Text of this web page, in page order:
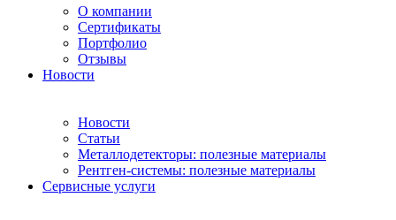
О компании
Сертификаты
Портфолио
Отзывы
Новости
Новости
Статьи
Металлодетекторы: полезные материалы
Рентген-системы: полезные материалы
Сервисные услуги